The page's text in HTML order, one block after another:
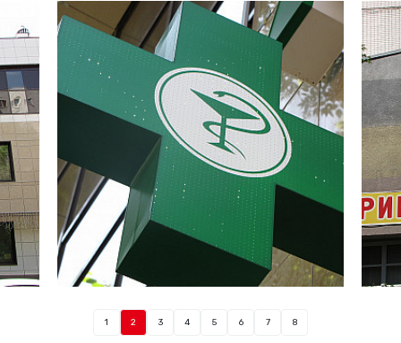
1 2 3 4 5 6 7 8